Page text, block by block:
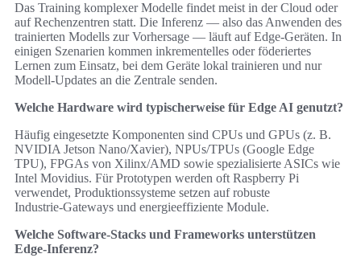
Das Training komplexer Modelle findet meist in der Cloud oder
auf Rechenzentren statt. Die Inferenz — also das Anwenden des
trainierten Modells zur Vorhersage — läuft auf Edge‑Geräten. In
einigen Szenarien kommen inkrementelles oder föderiertes
Lernen zum Einsatz, bei dem Geräte lokal trainieren und nur
Modell‑Updates an die Zentrale senden.
Welche Hardware wird typischerweise für Edge AI genutzt?
Häufig eingesetzte Komponenten sind CPUs und GPUs (z. B.
NVIDIA Jetson Nano/Xavier), NPUs/TPUs (Google Edge
TPU), FPGAs von Xilinx/AMD sowie spezialisierte ASICs wie
Intel Movidius. Für Prototypen werden oft Raspberry Pi
verwendet, Produktionssysteme setzen auf robuste
Industrie‑Gateways und energieeffiziente Module.
Welche Software‑Stacks und Frameworks unterstützen
Edge-Inferenz?